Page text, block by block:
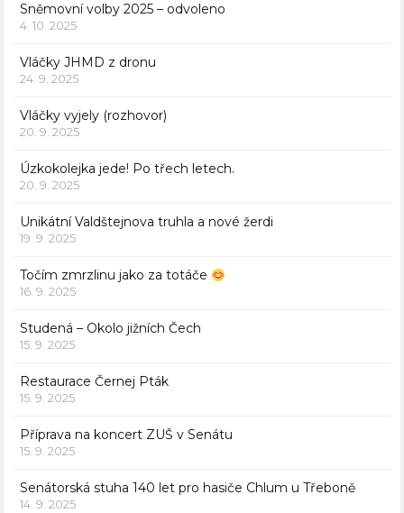
Sněmovní volby 2025 – odvoleno
4. 10. 2025
Vláčky JHMD z dronu
24. 9. 2025
Vláčky vyjely (rozhovor)
20. 9. 2025
Úzkokolejka jede! Po třech letech.
20. 9. 2025
Unikátní Valdštejnova truhla a nové žerdi
19. 9. 2025
Točím zmrzlinu jako za totáče
16. 9. 2025
Studená – Okolo jižních Čech
15. 9. 2025
Restaurace Černej Pták
15. 9. 2025
Příprava na koncert ZUŠ v Senátu
15. 9. 2025
Senátorská stuha 140 let pro hasiče Chlum u Třeboně
14. 9. 2025